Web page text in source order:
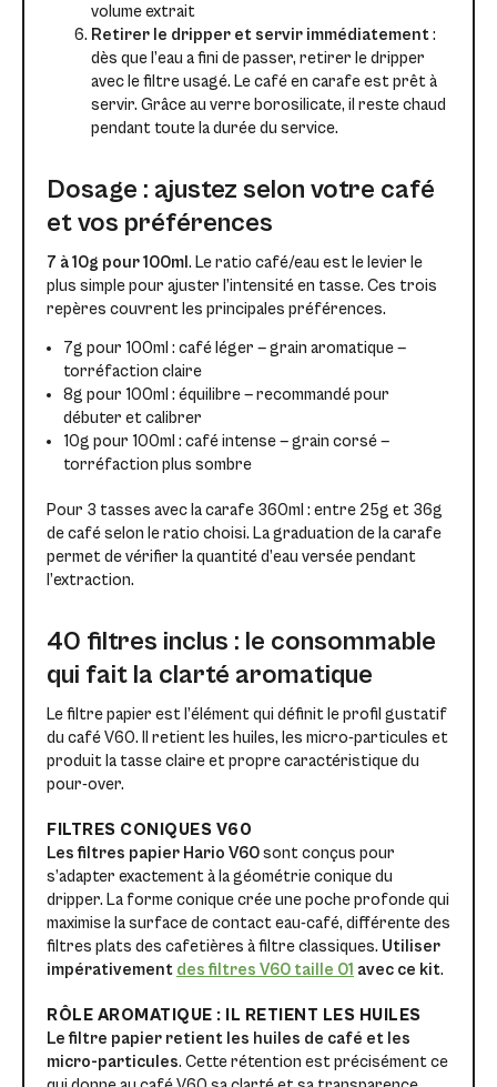
volume extrait
Retirer le dripper et servir immédiatement:
dès que l’eau a fini de passer, retirer le dripper
avec le filtre usagé. Le café en carafe est prêt à
servir. Grâce au verre borosilicate, il reste chaud
pendant toute la durée du service.
Dosage : ajustez selon votre café
et vos préférences
7 à 10g pour 100ml . Le ratio café/eau est le levier le
plus simple pour ajuster l’intensité en tasse. Ces trois
repères couvrent les principales préférences.
7g pour 100ml : café léger — grain aromatique —
torréfaction claire
8g pour 100ml : équilibre — recommandé pour
débuter et calibrer
10g pour 100ml : café intense — grain corsé —
torréfaction plus sombre
Pour 3 tasses avec la carafe 360ml : entre 25g et 36g
de café selon le ratio choisi. La graduation de la carafe
permet de vérifier la quantité d’eau versée pendant
l’extraction.
40 filtres inclus : le consommable
qui fait la clarté aromatique
Le filtre papier est l’élément qui définit le profil gustatif
du café V60. Il retient les huiles, les micro-particules et
produit la tasse claire et propre caractéristique du
pour-over.
FILTRES CONIQUES V60
Les filtres papier Hario V60sont conçus pour
s’adapter exactement à la géométrie conique du
dripper. La forme conique crée une poche profonde qui
maximise la surface de contact eau-café, différente des
filtres plats des cafetières à filtre classiques. Utiliser
impérativement des filtres V60 taille 01 avec ce kit.
RÔLE AROMATIQUE : IL RETIENT LES HUILES
Le filtre papier retient les huiles de café et les
micro-particules. Cette rétention est précisément ce